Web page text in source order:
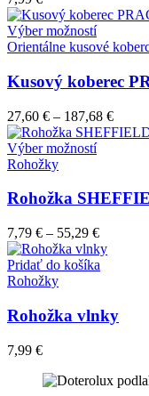
Výber možnostíTento
produkt
viacero
Možnosti
si
môžete
vybrať
stránke
produktu.
Orientálne kusové
Kusový koberec
27,60 € – 187,68 €
Výber možnostíTento
viacero
Možnosti
si
môžete
vybrať
stránke
produktu.
Rohožky
Rohožka
7,79 € – 55,29 €
Pridať do košíka
Rohožky
Rohožka vlnky
7,99 €